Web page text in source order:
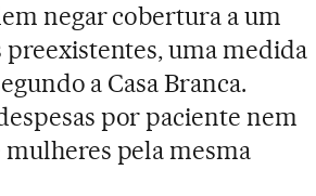
negar cobertura a um
uma medida
a Casa Branca.
por paciente nem
pela mesma